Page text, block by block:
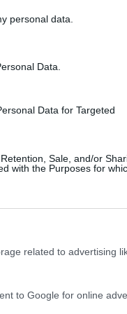
personal data.
Data.
Data for Targeted
Sale, and/or
with the Purposes for
related to advertising
to Google for online
id/14737135
Kifogás esetén forduljon a